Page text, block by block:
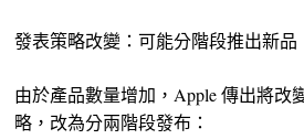
發表策略改變：可能分階段推出新品
由於產品數量增加，Apple 傳出將改
略，改為分兩階段發布：